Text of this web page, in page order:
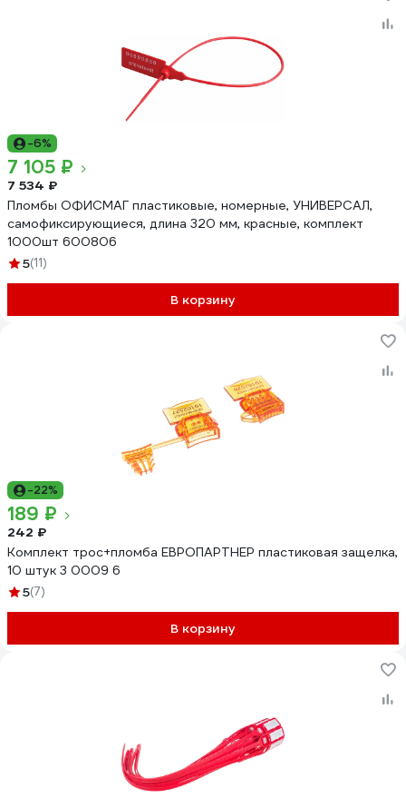
-6%
7 105 ₽
7 534 ₽
Пломбы ОФИСМАГ пластиковые, номерные, УНИВЕРСАЛ,
самофиксирующиеся, длина 320 мм, красные, комплект
1000шт 600806
5(11)
В корзину
-22%
189 ₽
242 ₽
Комплект трос+пломба ЕВРОПАРТНЕР пластиковая защелка,
10 штук 3 0009 6
5(7)
В корзину